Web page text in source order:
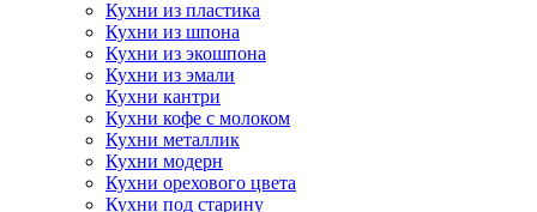
Кухни из пластика
Кухни из шпона
Кухни из экошпона
Кухни из эмали
Кухни кантри
Кухни кофе с молоком
Кухни металлик
Кухни модерн
Кухни орехового цвета
Кухни под старину